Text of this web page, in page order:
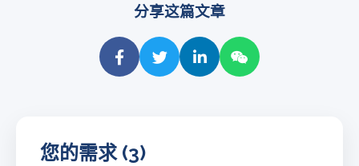
分享这篇文章
您的需求 (3)